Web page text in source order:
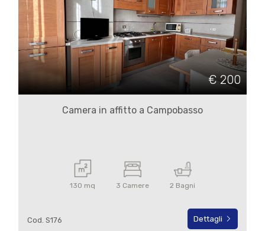
€ 200
Camera in affitto a Campobasso
130 mq 3 Camere 2 Bagni
Cod. S176 Dettagli
5+
Camere
minime
3